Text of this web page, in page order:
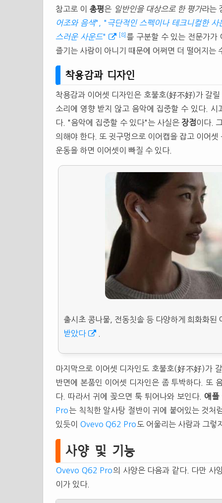
참고로 이 총평은 일반인을 대상으로 한 평가라는
어조와 음색", " 극단적인 스펙이나 테크니컬한
스러운 사운드" [8] 를 구분할 수 있는 전문가가
즐기는 사람이 아니기 때문에 어쩌면 더 떨어지는
착용감과 디자인
착용감과 이어셋 디자인은 호불호(好不好)가 갈
소리에 영향 받지 않고 음악에 집중할 수 있다.
다. "음악에 집중할 수 있다"는 사실은장점이다.
의해야 한다. 또 귓구멍으로 이어캡을 잡고 이어
운동을 하면 이어셋이 빠질 수 있다.
출시초 콩나물, 전동칫솔 등 다양하게 희화화된
받았다
마지막으로 이어셋 디자인도 호불호(好不好)가
반면에 본품인 이어셋 디자인은 좀 투박하다. 또
다. 따라서 귀에 꽂으면 툭 튀어나와 보인다. 애플
Pro는 칙칙한 알사탕 절반이 귀에 붙어있는 것처
있듯이 Ovevo Q62 Pro 도 어울리는 사람과 그렇
사양 및 기능
Ovevo Q62 Pro의 사양은 다음과 같다. 다만 사
이가 있다.